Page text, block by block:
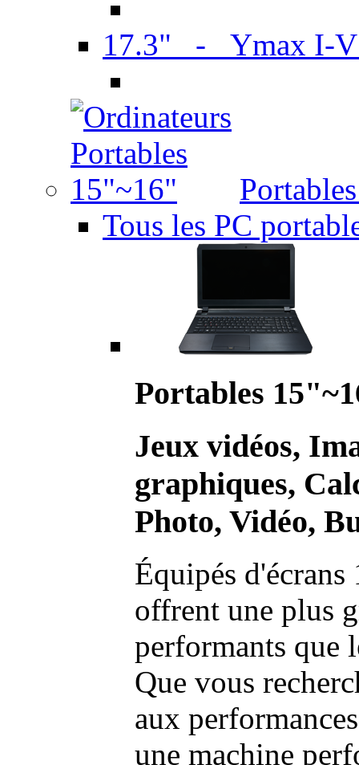
17.3" - Ymax I-
Tous les PC
Portables
Jeux vidéos,
graphiques,
Photo, Vidéo,
Équipés
offrent une plus
performants que
Que vous
aux
une machine